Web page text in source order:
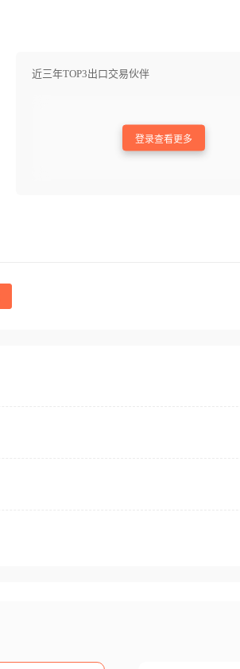
近三年TOP3出口交易伙伴
登录查看更多